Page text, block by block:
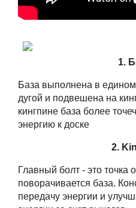
1.
База выполнена в едином
дугой и подвешена на
кингпине база более
энергию к доске
2.
Главный болт - это точка
поворачивается база.
передачу энергии и